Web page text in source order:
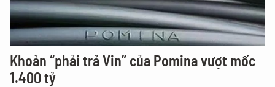
Khoản “phải trả Vin” của Pomina vượt mốc
1.400 tỷ